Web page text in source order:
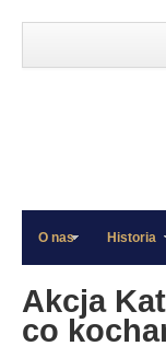
»
»
O nas Historia
Akcja
co